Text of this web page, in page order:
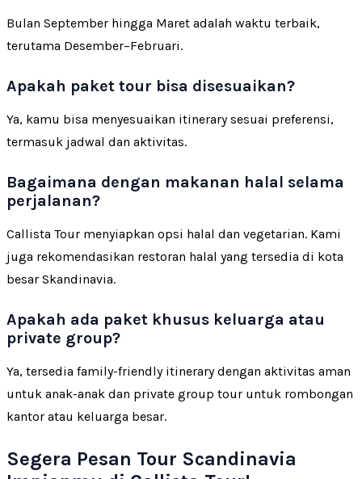
Bulan September hingga Maret adalah waktu terbaik,
terutama Desember–Februari.
Apakah paket tour bisa disesuaikan?
Ya, kamu bisa menyesuaikan itinerary sesuai preferensi,
termasuk jadwal dan aktivitas.
Bagaimana dengan makanan halal selama
perjalanan?
Callista Tour menyiapkan opsi halal dan vegetarian. Kami
juga rekomendasikan restoran halal yang tersedia di kota
besar Skandinavia.
Apakah ada paket khusus keluarga atau
private group?
Ya, tersedia family-friendly itinerary dengan aktivitas aman
untuk anak-anak dan private group tour untuk rombongan
kantor atau keluarga besar.
Segera Pesan Tour Scandinavia